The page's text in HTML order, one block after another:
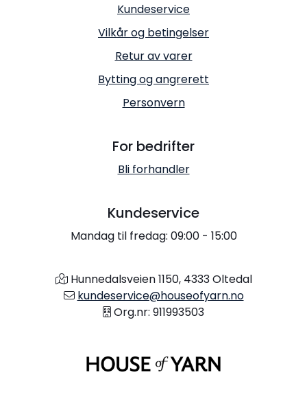
Kundeservice
Vilkår og betingelser
Retur av varer
Bytting og angrerett
Personvern
For bedrifter
Bli forhandler
Kundeservice
Mandag til fredag: 09:00 - 15:00
Hunnedalsveien 1150, 4333 Oltedal
kundeservice@houseofyarn.no
Org.nr: 911993503